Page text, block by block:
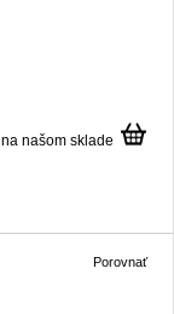
na našom sklade
Porovnať